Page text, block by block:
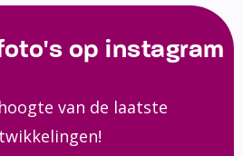
op instagram
van de laatste